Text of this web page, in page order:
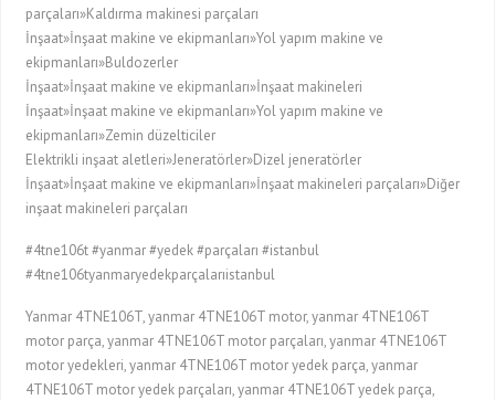
parçaları»Kaldırma makinesi parçaları
İnşaat»İnşaat makine ve ekipmanları»Yol yapım makine ve
ekipmanları»Buldozerler
İnşaat»İnşaat makine ve ekipmanları»İnşaat makineleri
İnşaat»İnşaat makine ve ekipmanları»Yol yapım makine ve
ekipmanları»Zemin düzelticiler
Elektrikli inşaat aletleri»Jeneratörler»Dizel jeneratörler
İnşaat»İnşaat makine ve ekipmanları»İnşaat makineleri parçaları»Diğer
inşaat makineleri parçaları
#4tne106t #yanmar #yedek #parçaları #istanbul
#4tne106tyanmaryedekparçalarıistanbul
Yanmar 4TNE106T, yanmar 4TNE106T motor, yanmar 4TNE106T
motor parça, yanmar 4TNE106T motor parçaları, yanmar 4TNE106T
motor yedekleri, yanmar 4TNE106T motor yedek parça, yanmar
4TNE106T motor yedek parçaları, yanmar 4TNE106T yedek parça,